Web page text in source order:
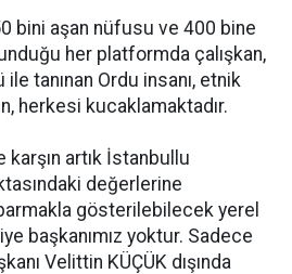
bini aşan nüfusu ve 400 bine
her platformda çalışkan,
tanınan Ordu insanı, etnik
herkesi kucaklamaktadır.
karşın artık İstanbullu
değerlerine
gösterilebilecek yerel
başkanımız yoktur. Sadece
Velittin KÜÇÜK dışında